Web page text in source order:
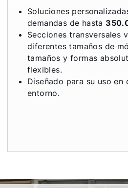
Soluciones
demandas de hasta
Secciones transversales
diferentes tamaños de
tamaños y formas
flexibles.
Diseñado para su uso en
entorno.